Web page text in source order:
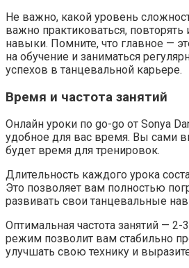
Не важно, какой уровень
важно практиковаться, повторять
навыки. Помните, что главное —
на обучение и заниматься
успехов в танцевальной карьере.
Время и частота занятий
Онлайн уроки по go-go от Sonya
удобное для вас время. Вы сами
будет время для тренировок.
Длительность каждого урока
Это позволяет вам полностью
развивать свои танцевальные
Оптимальная частота занятий —
режим позволит вам стабильно
улучшать свою технику и